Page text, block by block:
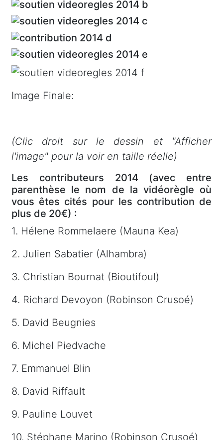
Image Finale:
(Clic droit sur le dessin et "Afficher
l'image" pour la voir en taille réelle)
Les contributeurs 2014 (avec entre
parenthèse le nom de la vidéorègle où
vous êtes cités pour les contribution de
plus de 20€) :
1. Hélene Rommelaere (Mauna Kea)
2. Julien Sabatier (Alhambra)
3. Christian Bournat (Bioutifoul)
4. Richard Devoyon (Robinson Crusoé)
5. David Beugnies
6. Michel Piedvache
7. Emmanuel Blin
8. David Riffault
9. Pauline Louvet
10. Stéphane Marino (Robinson Crusoé)